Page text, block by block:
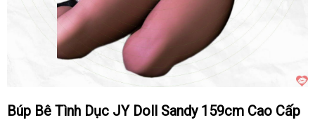
Búp Bê Tình Dục JY Doll Sandy 159cm Cao Cấp